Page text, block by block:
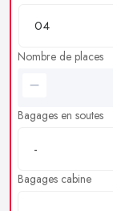
Nombre de places
Bagages en soutes
Bagages cabine